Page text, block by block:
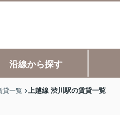
沿線から探す
貸一覧 上越線 渋川駅の賃貸一覧